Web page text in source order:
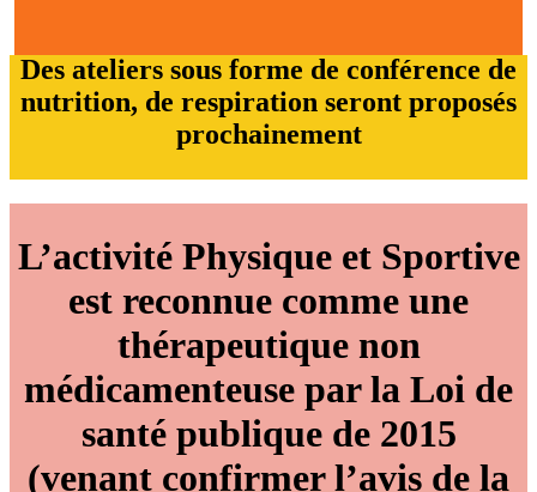
Des ateliers sous forme de conférence de
nutrition, de respiration seront proposés
prochainement
L’activité Physique et Sportive
est reconnue comme une
thérapeutique non
médicamenteuse par la Loi de
santé publique de 2015
(venant confirmer l’avis de la